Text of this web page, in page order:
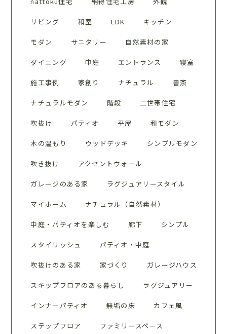
リビング 和室 LDK キッチン
モダン サニタリー 自然素材の家
ダイニング 中庭 エントランス 寝室
施工事例 家創り ナチュラル 書斎
ナチュラルモダン 階段 二世帯住宅
吹抜け パティオ 平屋 和モダン
木の温もり ウッドデッキ シンプルモダン
吹き抜け アクセントウォール
ガレージのある家 ラグジュアリースタイル
マイホーム ナチュラル（自然素材）
中庭・パティオを楽しむ 廊下 シンプル
スタイリッシュ パティオ・中庭
吹抜けのある家 家づくり ガレージハウス
スキップフロアのある暮らし ラグジュアリー
インナーパティオ 無垢の床 カフェ風
ステップフロア ファミリースペース